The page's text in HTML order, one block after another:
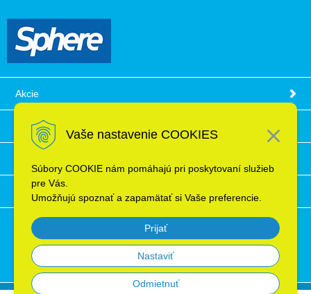
Vaše nastavenie COOKIES
Súbory COOKIE nám pomáhajú pri poskytovaní služieb
pre Vás.
Umožňujú spoznať a zapamätať si Vaše preferencie.
Prijať
Nastaviť
Odmietnuť
Akcie
Obchodné podmienky
Ochrana osobných údajov